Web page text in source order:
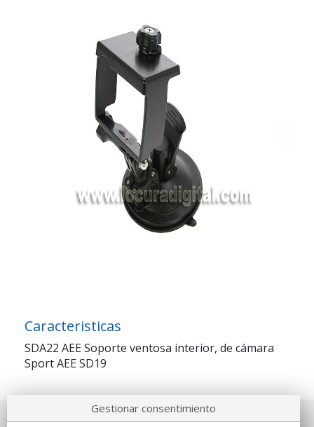
Caracteristicas
SDA22 AEE Soporte ventosa interior, de cámara
Sport AEE SD19
Gestionar consentimiento